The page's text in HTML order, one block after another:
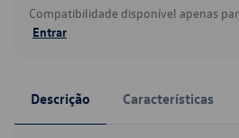
Compatibilidade disponível apenas
Entrar
Descrição Características